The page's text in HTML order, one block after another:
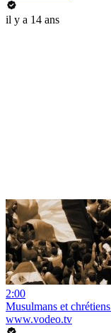
il y a 14 ans
2:00
Musulmans et
www.vodeo.tv